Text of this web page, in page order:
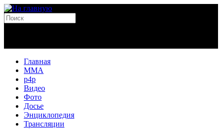
Главная
MMA
p4p
Видео
Фото
Досье
Энциклопедия
Трансляции